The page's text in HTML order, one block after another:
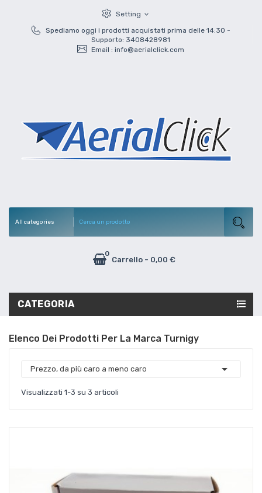
Setting expand_more
Spediamo oggi i prodotti acquistati prima delle 14:30 -
Supporto: 3408428981
Email : info@aerialclick.com
Carrello
0
- 0,00 €
CATEGORIA
Elenco Dei Prodotti Per La Marca Turnigy
Prezzo, da più caro a meno caro 
Visualizzati 1-3 su 3 articoli